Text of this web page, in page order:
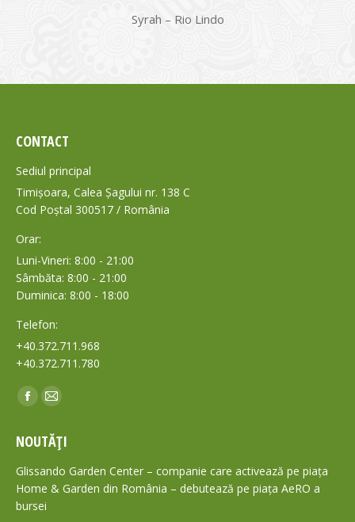
Syrah – Rio Lindo
CONTACT
Sediul principal
Timișoara, Calea Șagului nr. 138 C
Cod Poștal 300517 / România
Orar:
Luni-Vineri: 8:00 - 21:00
Sâmbăta: 8:00 - 21:00
Duminica: 8:00 - 18:00
Telefon:
+40.372.711.968
+40.372.711.780
Find us on:
Facebook
opens
in
new
window
Mail
opens
in
new
NOUTĂȚI
Glissando Garden Center – companie care activează pe piața
Home & Garden din România – debutează pe piața AeRO a
bursei